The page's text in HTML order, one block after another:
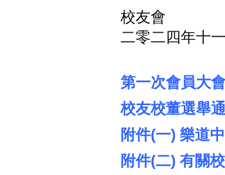
校友會
二零二四年十
第一次會員大
校友校董選舉
附件(一) 樂道
附件(二) 有關